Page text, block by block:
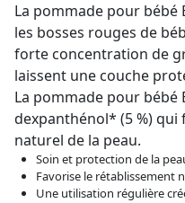
La pommade pour
les bosses rouges de
forte concentration de
laissent une couche
La pommade pour
dexpanthénol* (5 %)
naturel de la peau.
Soin et protection de la
Favorise le rétablissement
Une utilisation régulière